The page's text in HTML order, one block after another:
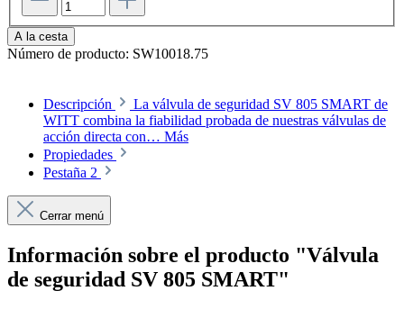
A la cesta
Número de producto: SW10018.75
Descripción
La válvula de seguridad SV 805 SMART de
WITT combina la fiabilidad probada de nuestras válvulas de
acción directa con… Más
Propiedades
Pestaña 2
Cerrar menú
Información sobre el producto "Válvula
de seguridad SV 805 SMART"